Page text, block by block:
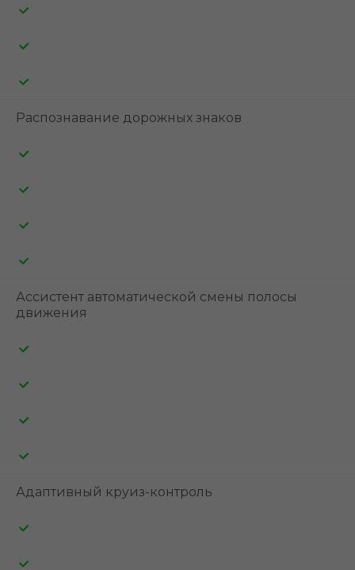
Распознавание дорожных знаков
Ассистент автоматической смены полосы
движения
Адаптивный круиз-контроль